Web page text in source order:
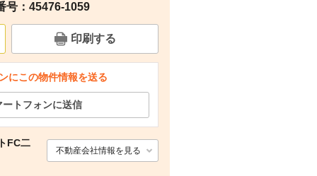
号：45476-1059
印刷する
にこの物件情報を送る
トフォンに送信
FC二
不動産会社情報を見る